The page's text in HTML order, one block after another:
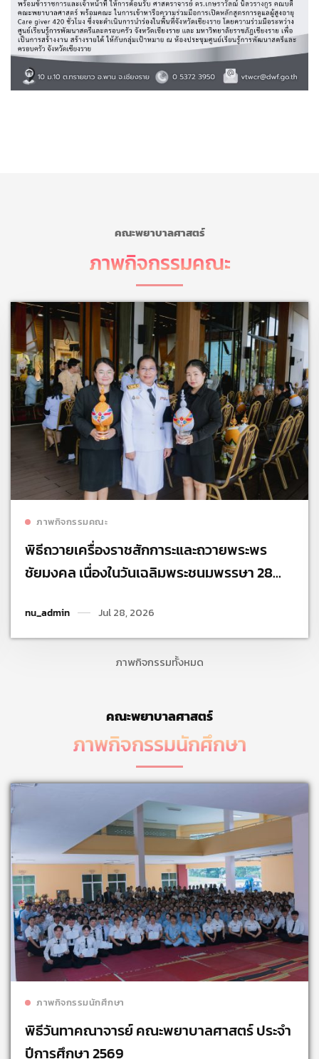
คณะพยาบาลศาสตร์
ภาพกิจกรรมคณะ
ภาพกิจกรรมคณะ
พิธีถวายเครื่องราชสักการะและถวายพระพร
ชัยมงคล เนื่องในวันเฉลิมพระชนมพรรษา 28
nu_admin Jul 28, 2026
ภาพกิจกรรมทั้งหมด
คณะพยาบาลศาสตร์
ภาพกิจกรรมนักศึกษา
ภาพกิจกรรมนักศึกษา
พิธีวันทาคณาจารย์ คณะพยาบาลศาสตร์ ประจำ
ปีการศึกษา 2569